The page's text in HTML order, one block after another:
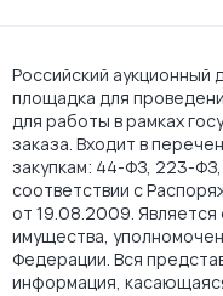
Российский
площадка для
для работы в рамках
заказа. Входит в
закупкам: 44-ФЗ, 223-
соответствии с
от 19.08.2009.
имущества,
Федерации. Вся
информация,